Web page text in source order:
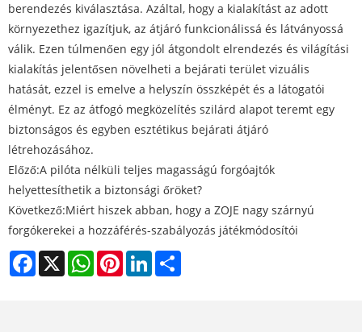
berendezés kiválasztása. Azáltal, hogy a kialakítást az adott
környezethez igazítjuk, az átjáró funkcionálissá és látványossá
válik. Ezen túlmenően egy jól átgondolt elrendezés és világítási
kialakítás jelentősen növelheti a bejárati terület vizuális
hatását, ezzel is emelve a helyszín összképét és a látogatói
élményt. Ez az átfogó megközelítés szilárd alapot teremt egy
biztonságos és egyben esztétikus bejárati átjáró
létrehozásához.
Előző:A pilóta nélküli teljes magasságú forgóajtók
helyettesíthetik a biztonsági őröket?
Következő:Miért hiszek abban, hogy a ZOJE nagy szárnyú
forgókerekei a hozzáférés-szabályozás játékmódosítói
Facebook
X WhatsAppPinterestLinkedIn